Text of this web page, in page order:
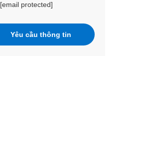
[email protected]
Yêu cầu thông tin